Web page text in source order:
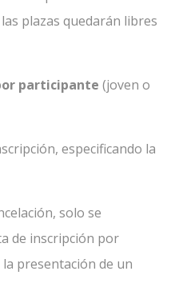
plazas quedarán libres
participante (joven o
especificando la
solo se
de inscripción por
presentación de un